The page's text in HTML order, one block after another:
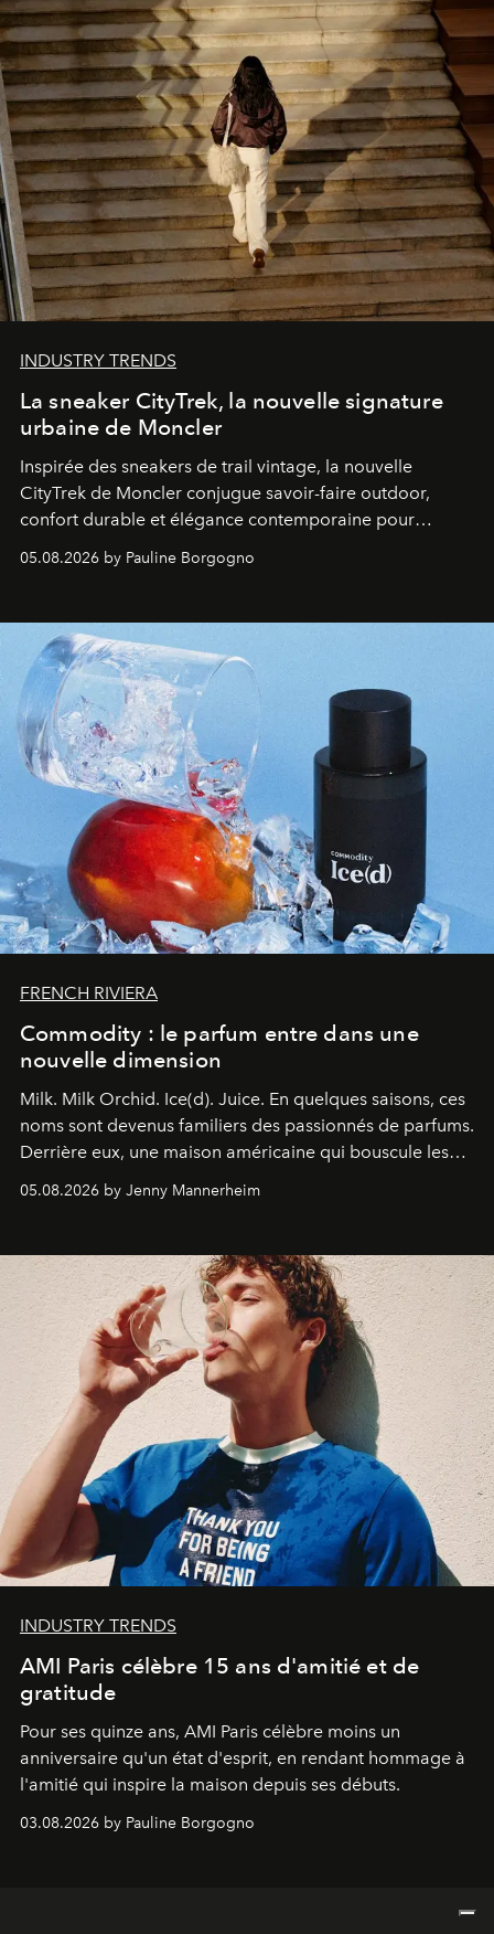
INDUSTRY TRENDS
La sneaker CityTrek, la nouvelle signature
urbaine de Moncler
Inspirée des sneakers de trail vintage, la nouvelle
CityTrek de Moncler conjugue savoir-faire outdoor,
confort durable et élégance contemporaine pour
accompagner les explorations du quotidien.
05.08.2026 by Pauline Borgogno
FRENCH RIVIERA
Commodity : le parfum entre dans une
nouvelle dimension
Milk. Milk Orchid. Ice(d). Juice. En quelques saisons, ces
noms sont devenus familiers des passionnés de parfums.
Derrière eux, une maison américaine qui bouscule les
codes de la parfumerie contemporaine en proposant
une approche aussi intuitive que personnelle :
05.08.2026 by Jenny Mannerheim
INDUSTRY TRENDS
AMI Paris célèbre 15 ans d'amitié et de
gratitude
Pour ses quinze ans, AMI Paris célèbre moins un
anniversaire qu'un état d'esprit, en rendant hommage à
l'amitié qui inspire la maison depuis ses débuts.
03.08.2026 by Pauline Borgogno